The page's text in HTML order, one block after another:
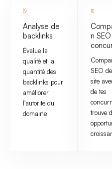
Analyse de
backlinks
Évalue la
qualité et la
quantité des
backlinks pour
améliorer
l'autorité du
domaine
n
SEO
site
de tes
trouve